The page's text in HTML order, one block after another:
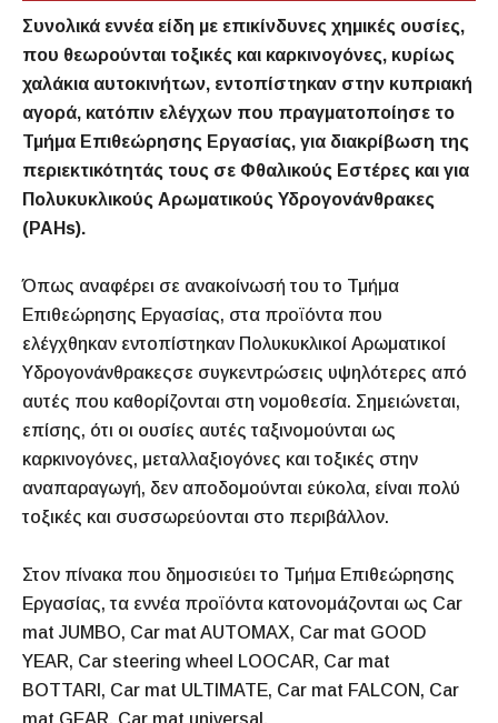
Συνολικά εννέα είδη με επικίνδυνες χημικές ουσίες,
που θεωρούνται τοξικές και καρκινογόνες, κυρίως
χαλάκια αυτοκινήτων, εντοπίστηκαν στην κυπριακή
αγορά, κατόπιν ελέγχων που πραγματοποίησε το
Τμήμα Επιθεώρησης Εργασίας, για διακρίβωση της
περιεκτικότητάς τους σε Φθαλικούς Εστέρες και για
Πολυκυκλικούς Αρωματικούς Υδρογονάνθρακες
(PAHs).
Όπως αναφέρει σε ανακοίνωσή του το Τμήμα
Επιθεώρησης Εργασίας, στα προϊόντα που
ελέγχθηκαν εντοπίστηκαν Πολυκυκλικοί Αρωματικοί
Υδρογονάνθρακεςσε συγκεντρώσεις υψηλότερες από
αυτές που καθορίζονται στη νομοθεσία. Σημειώνεται,
επίσης, ότι οι ουσίες αυτές ταξινομούνται ως
καρκινογόνες, μεταλλαξιογόνες και τοξικές στην
αναπαραγωγή, δεν αποδομούνται εύκολα, είναι πολύ
τοξικές και συσσωρεύονται στο περιβάλλον.
Στον πίνακα που δημοσιεύει το Τμήμα Επιθεώρησης
Εργασίας, τα εννέα προϊόντα κατονομάζονται ως Car
mat JUMBO, Car mat AUTOMAX, Car mat GOOD
YEAR, Car steering wheel LOOCAR, Car mat
BOTTARI, Car mat ULTIMATE, Car mat FALCON, Car
mat GEAR, Car mat universal.